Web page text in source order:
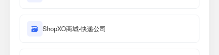
🗃 ShopXO商城-快递公司